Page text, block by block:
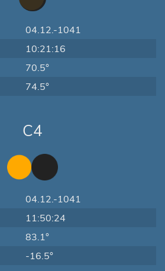
04.12.-1041
10:21:16
70.5°
74.5°
C4
04.12.-1041
11:50:24
83.1°
-16.5°